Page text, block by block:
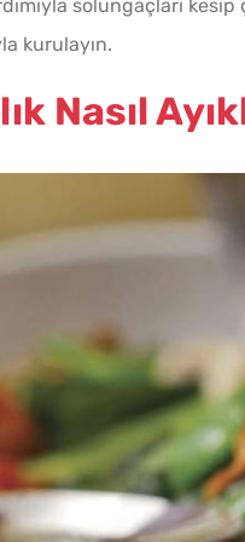
solungaçları
kurulayın.
Nasıl